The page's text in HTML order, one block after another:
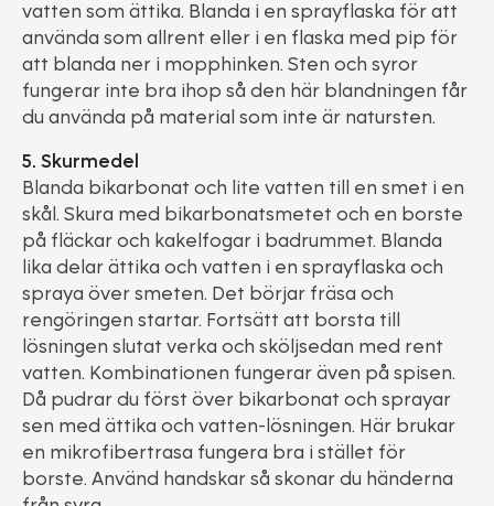
vatten som ättika. Blanda i en sprayflaska för att
använda som allrent eller i en flaska med pip för
att blanda ner i mopphinken. Sten och syror
fungerar inte bra ihop så den här blandningen får
du använda på material som inte är natursten.
5. Skurmedel
Blanda bikarbonat och lite vatten till en smet i en
skål. Skura med bikarbonatsmetet och en borste
på fläckar och kakelfogar i badrummet. Blanda
lika delar ättika och vatten i en sprayflaska och
spraya över smeten. Det börjar fräsa och
rengöringen startar. Fortsätt att borsta till
lösningen slutat verka och sköljsedan med rent
vatten. Kombinationen fungerar även på spisen.
Då pudrar du först över bikarbonat och sprayar
sen med ättika och vatten-lösningen. Här brukar
en mikrofibertrasa fungera bra i stället för
borste. Använd handskar så skonar du händerna